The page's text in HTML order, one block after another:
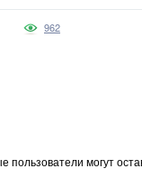
962
пользователи могут